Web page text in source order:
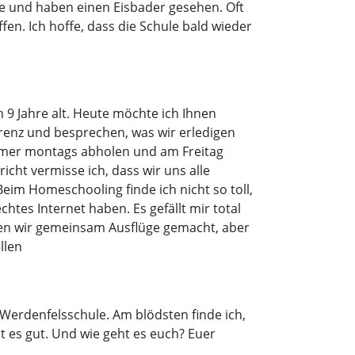
haben einen Eisbader gesehen. Oft
Ich hoffe, dass die Schule bald wieder
Jahre alt. Heute möchte ich Ihnen
und besprechen, was wir erledigen
montags abholen und am Freitag
vermisse ich, dass wir uns alle
Homeschooling finde ich nicht so toll,
Internet haben. Es gefällt mir total
wir gemeinsam Ausflüge gemacht, aber
Am blödsten finde ich,
gut. Und wie geht es euch? Euer